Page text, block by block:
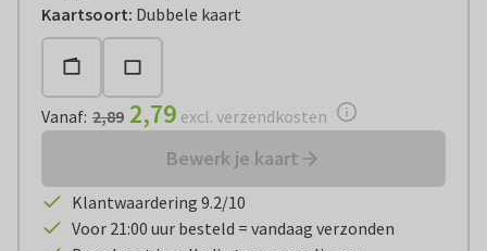
Kaartsoort: Dubbele kaart
Vanaf:€ 2,79 excl. verzendkosten
Vanaf: 2,89 2,79 excl. verzendkosten
Bewerk je kaart
Klantwaardering 9.2/10
Voor 21:00 uur besteld = vandaag verzonden